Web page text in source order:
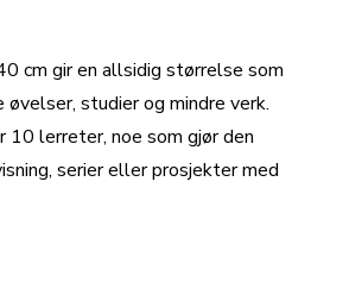
cm gir en allsidig størrelse som
studier og mindre verk.
10 lerreter, noe som gjør den
serier eller prosjekter med